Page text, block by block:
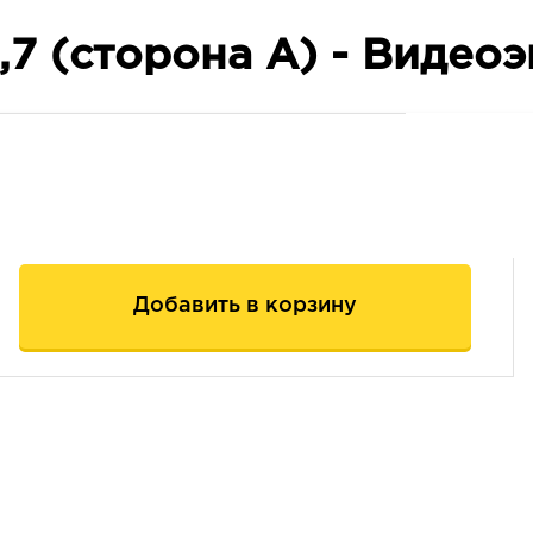
(сторона А) -
Добавить в корзину